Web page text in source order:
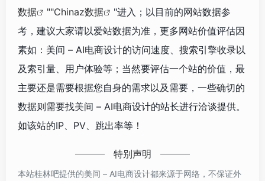
数据
""Chinaz数据
"进入；以目前的网站数据参
考，建议大家请以爱站数据为准，更多网站价值评估因
素如：美间 – AI电商设计的访问速度、搜索引擎收录以
及索引量、用户体验等；当然要评估一个站的价值，最
主要还是需要根据您自身的需求以及需要，一些确切的
数据则需要找美间 – AI电商设计的站长进行洽谈提供。
如该站的IP、PV、跳出率等！
特别声明
本站桂林吧提供的美间 – AI电商设计都来源于网络，不保证外